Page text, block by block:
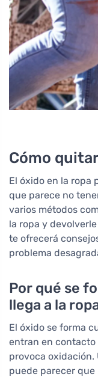
Cómo
El óxido en la ropa
que parece no
varios métodos
la ropa y
te ofrecerá
problema
Por qué se
llega a la
El óxido se forma
entran en contacto
provoca oxidación.
puede parecer que